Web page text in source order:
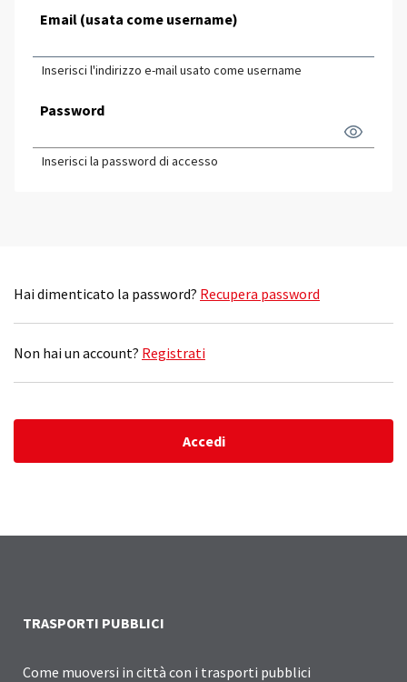
Email (usata come username)
Inserisci l'indirizzo e-mail usato come username
Password
Inserisci la password di accesso
Hai dimenticato la password? Recupera password
Non hai un account? Registrati
Accedi
TRASPORTI PUBBLICI
Come muoversi in città con i trasporti pubblici